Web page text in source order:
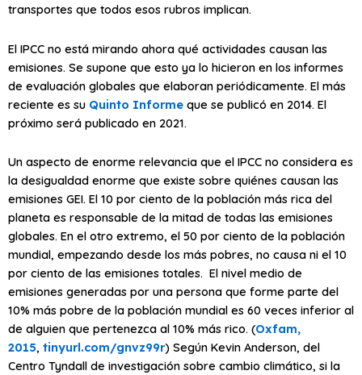
transportes que todos esos rubros implican.
El IPCC no está mirando ahora qué actividades causan las
emisiones. Se supone que esto ya lo hicieron en los informes
de evaluación globales que elaboran periódicamente. El más
reciente es su Quinto Informe que se publicó en 2014. El
próximo será publicado en 2021.
Un aspecto de enorme relevancia que el IPCC no considera es
la desigualdad enorme que existe sobre quiénes causan las
emisiones GEI. El 10 por ciento de la población más rica del
planeta es responsable de la mitad de todas las emisiones
globales. En el otro extremo, el 50 por ciento de la población
mundial, empezando desde los más pobres, no causa ni el 10
por ciento de las emisiones totales. El nivel medio de
emisiones generadas por una persona que forme parte del
10% más pobre de la población mundial es 60 veces inferior al
de alguien que pertenezca al 10% más rico. (Oxfam,
2015, tinyurl.com/gnvz99r) Según Kevin Anderson, del
Centro Tyndall de investigación sobre cambio climático, si la